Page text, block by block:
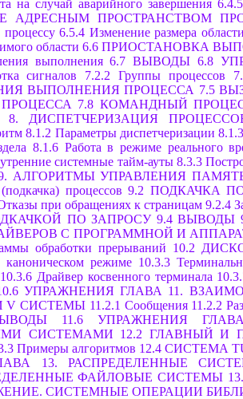
на случай аварийного завершения
АДРЕСНЫМ ПРОСТРАНСТВОМ
6.5.4 Изменение размера области
области 6.6 ПРИОСТАНОВКА
выполнения 6.7 ВЫВОДЫ 6.8
сигналов 7.2.2 Группы процессов
ВЫПОЛНЕНИЯ ПРОЦЕССА 7.5
7.8 КОМАНДНЫЙ
8. ДИСПЕТЧЕРИЗАЦИЯ
8.1.2 Параметры диспетчеризации
8.1.6 Работа в режиме реального
системные тайм-ауты 8.3.3
АЛГОРИТМЫ УПРАВЛЕНИЯ
процессов 9.2 ПОДКАЧКА
при обращениях к страницам 9.2.4
ПО ЗАПРОСУ 9.4 ВЫВОДЫ
С ПРОГРАММНОЙ И
обработки прерываний 10.2
режиме 10.3.3
10.3.6 Драйвер косвенного терминала
УПРАЖНЕНИЯ ГЛАВА 11.
V СИСТЕМЫ 11.2.1 Сообщения 11.2.2
11.6 УПРАЖНЕНИЯ
СИСТЕМАМИ 12.2 ГЛАВНЫЙ И
Примеры алгоритмов 12.4 СИСТЕМА
13. РАСПРЕДЕЛЕННЫЕ
ФАЙЛОВЫЕ СИСТЕМЫ
СИСТЕМНЫЕ ОПЕРАЦИИ